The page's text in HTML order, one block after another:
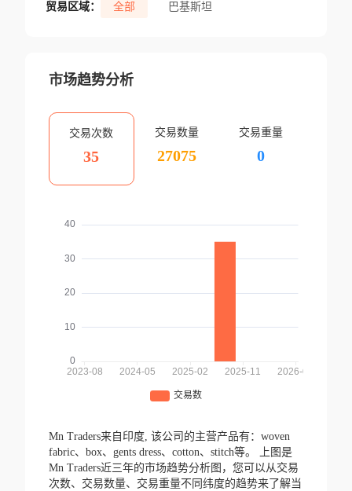
贸易区域： 全部 巴基斯坦
市场趋势分析
交易次数
35
交易数量
27075
交易重量
0
Mn Traders来自印度, 该公司的主营产品有：woven
fabric、box、gents dress、cotton、stitch等。
上图是
Mn Traders近三年的市场趋势分析图，您可以从交易
次数、交易数量、交易重量不同纬度的趋势来了解当